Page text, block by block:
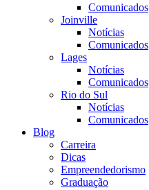
Comunicados
Joinville
Notícias
Comunicados
Lages
Notícias
Comunicados
Rio do Sul
Notícias
Comunicados
Blog
Carreira
Dicas
Empreendedorismo
Graduação